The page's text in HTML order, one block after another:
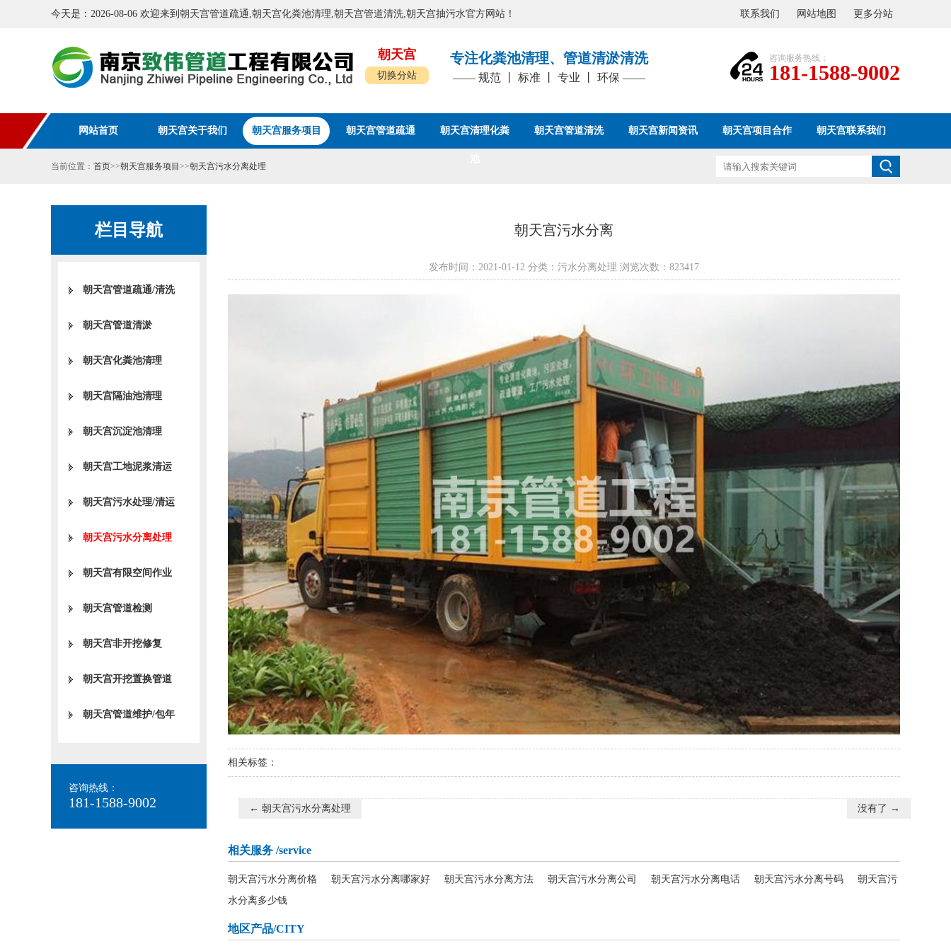
今天是：2026-08-06 欢迎来到朝天宫管道疏通,朝天宫化粪池清理,朝天宫管道清洗,朝天宫抽污水官方网站！ 联系我们 网站地图 更多分站
朝天宫
切换分站
专注化粪池清理、管道清淤清洗
—— 规范 丨 标准 丨 专业 丨 环保 ——
咨询服务热线：
181-1588-9002
网站首页 朝天宫关于我们 朝天宫服务项目 朝天宫管道疏通 朝天宫清理化粪 朝天宫管道清洗 朝天宫新闻资讯 朝天宫项目合作 朝天宫联系我们
当前位置： 首页>>朝天宫服务项目 >>朝天宫污水分离处理
栏目导航
朝天宫管道疏通/清洗
朝天宫管道清淤
朝天宫化粪池清理
朝天宫隔油池清理
朝天宫沉淀池清理
朝天宫工地泥浆清运
朝天宫污水处理/清运
朝天宫污水分离处理
朝天宫有限空间作业
朝天宫管道检测
朝天宫非开挖修复
朝天宫开挖置换管道
朝天宫管道维护/包年
咨询热线：
181-1588-9002
朝天宫污水分离
发布时间：2021-01-12 分类：污水分离处理 浏览次数： 823417
相关标签：
← 朝天宫污水分离处理 没有了 →
相关服务 /service
朝天宫污水分离价格 朝天宫污水分离哪家好 朝天宫污水分离方法 朝天宫污水分离公司 朝天宫污水分离电话 朝天宫污水分离号码
朝天宫污
水分离多少钱
地区产品/CITY